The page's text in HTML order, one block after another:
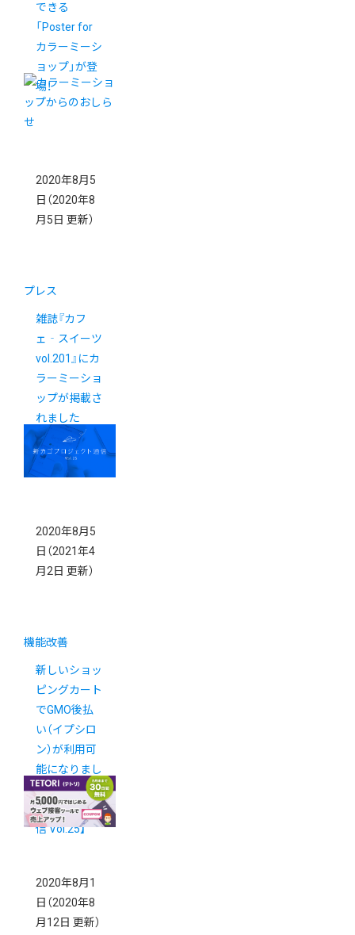
できる
「Poster for
カラーミーシ
ョップ」が登
場！
2020年8月5
日 （2020年8
月5日 更新）
プレス
雑誌『カフ
ェ‐スイーツ
vol.201』にカ
ラーミーショ
ップが掲載さ
れました
2020年8月5
日 （2021年4
月2日 更新）
機能改善
新しいショッ
ピングカート
でGMO後払
い（イプシロ
ン）が利用可
能になりまし
た【新カゴプ
ロジェクト通
信 Vol.25】
2020年8月1
日 （2020年8
月12日 更新）